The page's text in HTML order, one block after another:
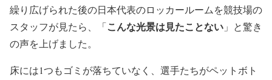
繰り広げられた後の日本代表のロッカールームを競技場の
スタッフが見たら、「こんな光景は見たことない 」と驚き
の声を上げました。
床には1つもゴミが落ちていなく、選手たちがペットボト